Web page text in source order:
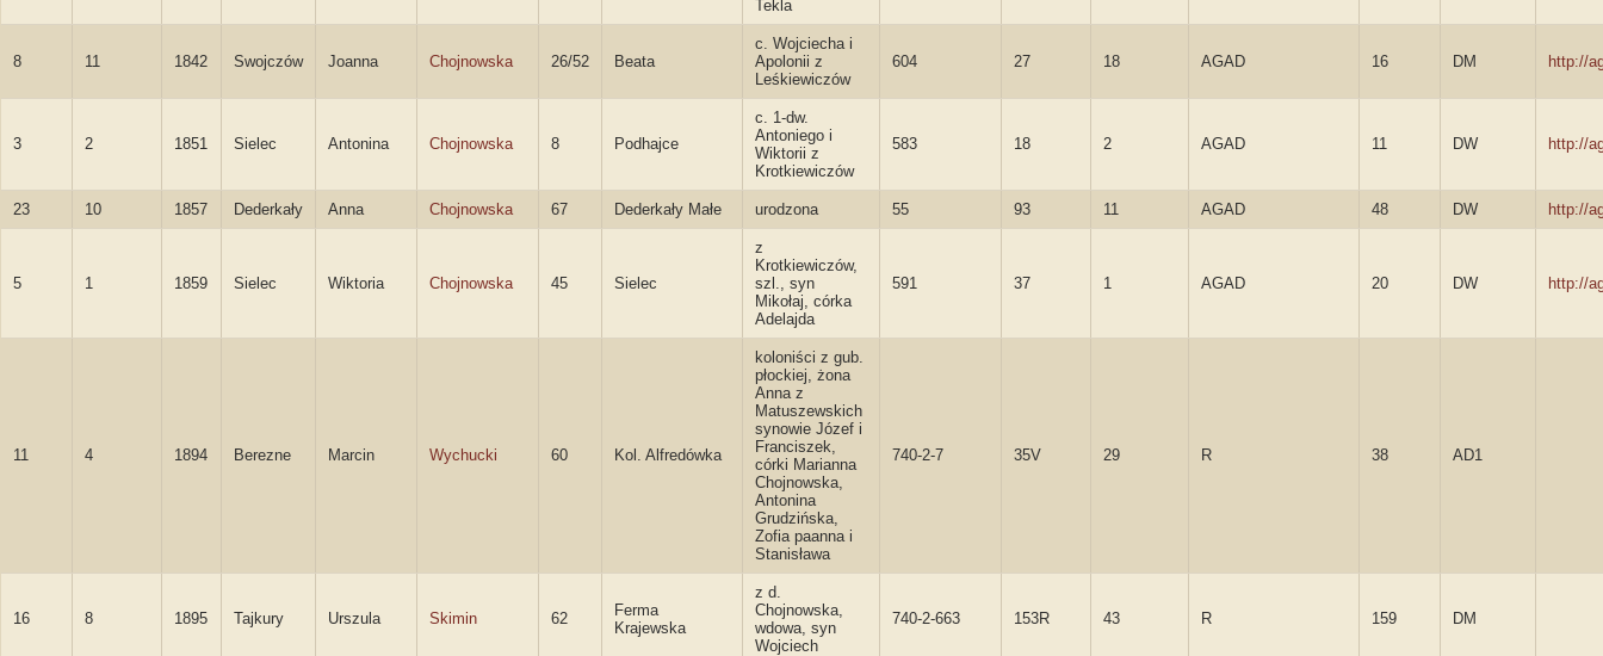
Tekla
8 11 1842 Swojczów Joanna Chojnowska 26/52 Beata
c. Wojciecha i
Apolonii z
Leśkiewiczów
604 27 18 AGAD 16 DM http://
3 2 1851 Sielec Antonina Chojnowska 8 Podhajce
c. 1-dw.
Antoniego i
Wiktorii z
Krotkiewiczów
583 18 2 AGAD 11 DW http://
23 10 1857 Dederkały Anna Chojnowska 67 Dederkały Małe urodzona 55 93 11 AGAD 48 DW http://
5 1 1859 Sielec Wiktoria Chojnowska 45 Sielec
z
Krotkiewiczów,
szl., syn
Mikołaj, córka
Adelajda
591 37 1 AGAD 20 DW http://
11 4 1894 Berezne Marcin Wychucki 60 Kol. Alfredówka
koloniści z gub.
płockiej, żona
Anna z
Matuszewskich
synowie Józef i
Franciszek,
córki Marianna
Chojnowska,
Antonina
Grudzińska,
Zofia paanna i
Stanisława
740-2-7 35V 29 R 38 AD1
16 8 1895 Tajkury Urszula Skimin 62
Ferma
Krajewska
z d.
Chojnowska,
wdowa, syn
Wojciech
740-2-663 153R 43 R 159 DM